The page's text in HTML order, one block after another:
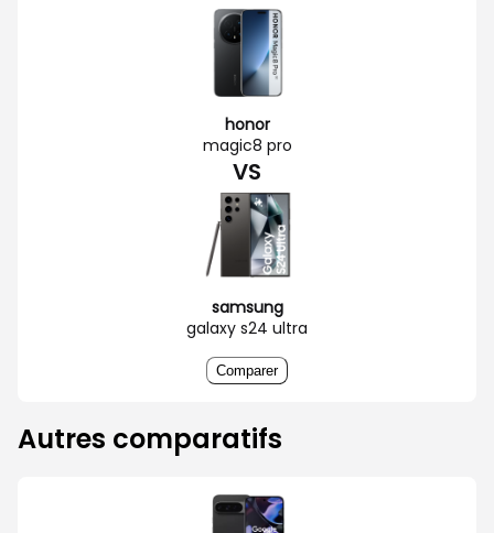
honor
magic8 pro
VS
samsung
galaxy s24 ultra
Comparer
Autres comparatifs